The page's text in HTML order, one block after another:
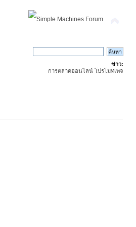
ข่าว:
การตลาดออนไลน์ โปรโมทเพจ